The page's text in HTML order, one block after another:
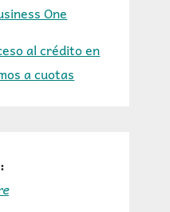
One
al crédito en
a cuotas